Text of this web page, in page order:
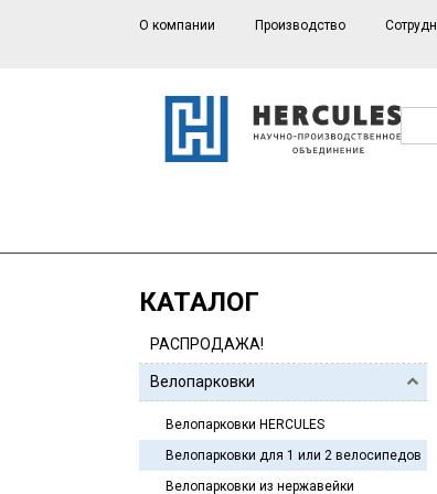
О компании Производство
КАТАЛОГ
РАСПРОДАЖА!
Велопарковки
Велопарковки HERCULES
Велопарковки для 1 или 2 велосипедов
Велопарковки из нержавейки